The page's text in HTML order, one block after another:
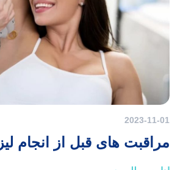
2023-11-01
مراقبت های قبل از انجام